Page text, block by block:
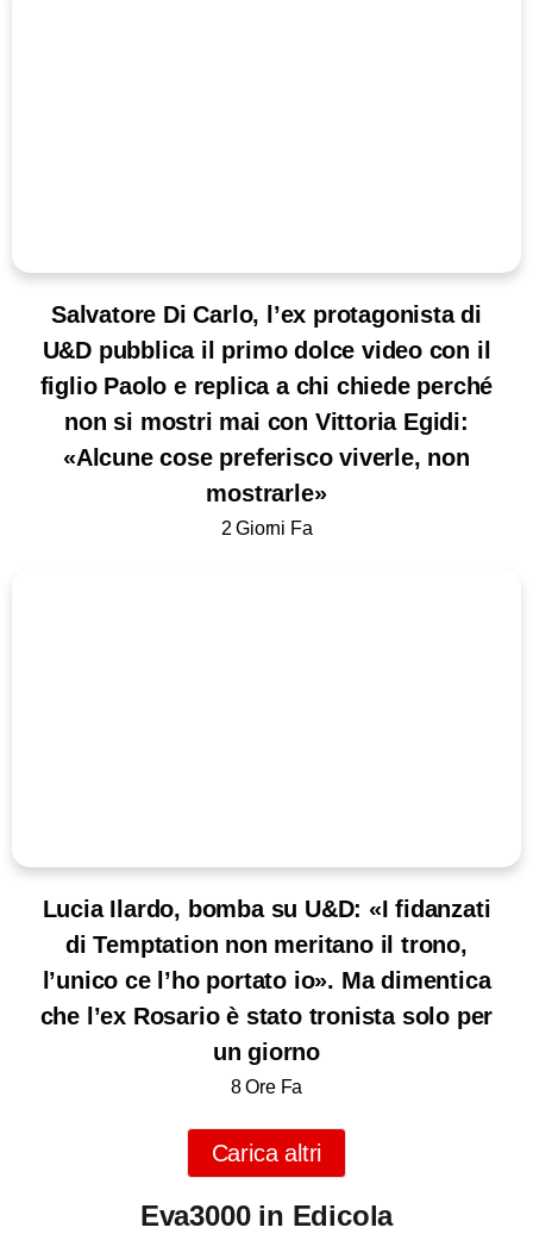
Salvatore Di Carlo, l’ex protagonista di
U&D pubblica il primo dolce video con il
figlio Paolo e replica a chi chiede perché
non si mostri mai con Vittoria Egidi:
«Alcune cose preferisco viverle, non
mostrarle»
2 Giorni Fa
Lucia Ilardo, bomba su U&D: «I fidanzati
di Temptation non meritano il trono,
l’unico ce l’ho portato io». Ma dimentica
che l’ex Rosario è stato tronista solo per
un giorno
8 Ore Fa
Carica altri
Eva3000 in Edicola